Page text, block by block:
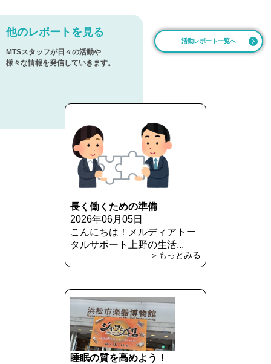
他のレポートを見る
MTSスタッフが日々の活動や
様々な情報を発信していきます。
活動レポート一覧へ
長く働くための準備
2026年06月05日
こんにちは！メルディアトー
タルサポート上野の生活...
＞もっとみる
睡眠の質を高めよう！